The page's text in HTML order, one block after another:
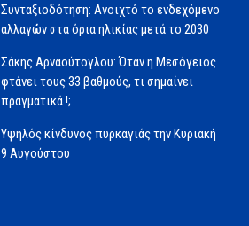
Συνταξιοδότηση: Ανοιχτό το ενδεχόμενο
αλλαγών στα όρια ηλικίας μετά το 2030
Σάκης Αρναούτογλου: Όταν η Μεσόγειος
φτάνει τους 33 βαθμούς, τι σημαίνει
πραγματικά !;
Υψηλός κίνδυνος πυρκαγιάς την Κυριακή
9 Αυγούστου